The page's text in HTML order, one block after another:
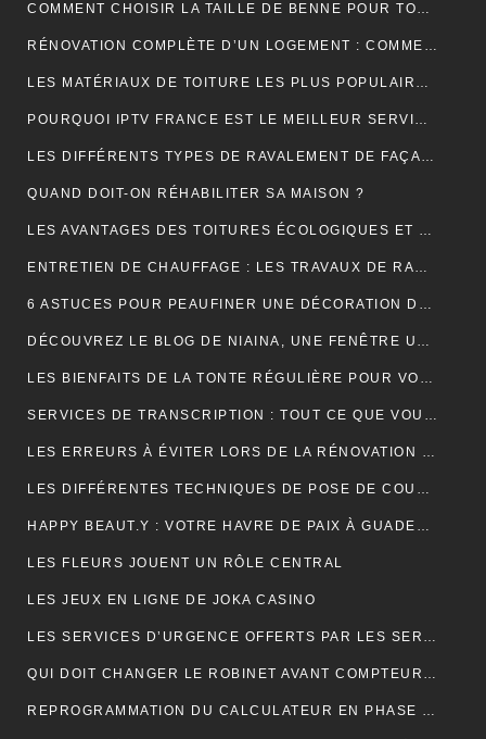
COMMENT CHOISIR LA TAILLE DE BENNE POUR TOUT VENANT ?
RÉNOVATION COMPLÈTE D’UN LOGEMENT : COMMENT PROCÉDER ?
LES MATÉRIAUX DE TOITURE LES PLUS POPULAIRES ET LEURS CARACTÉRISTIQUES
POURQUOI IPTV FRANCE EST LE MEILLEUR SERVICE D’ABONNEMENT IPTV ?
LES DIFFÉRENTS TYPES DE RAVALEMENT DE FAÇADE
QUAND DOIT-ON RÉHABILITER SA MAISON ?
LES AVANTAGES DES TOITURES ÉCOLOGIQUES ET DURABLES
ENTRETIEN DE CHAUFFAGE : LES TRAVAUX DE RAMONAGE EN DÉTAIL
6 ASTUCES POUR PEAUFINER UNE DÉCORATION DE MARIAGE
DÉCOUVREZ LE BLOG DE NIAINA, UNE FENÊTRE UNIQUE SUR MADAGASCAR
LES BIENFAITS DE LA TONTE RÉGULIÈRE POUR VOTRE PELOUSE
SERVICES DE TRANSCRIPTION : TOUT CE QUE VOUS DEVEZ SAVOIR
LES ERREURS À ÉVITER LORS DE LA RÉNOVATION DE VOTRE TOITURE
LES DIFFÉRENTES TECHNIQUES DE POSE DE COUVERTURE
HAPPY BEAUT.Y : VOTRE HAVRE DE PAIX À GUADELOUPE ET À PARIS
LES FLEURS JOUENT UN RÔLE CENTRAL
LES JEUX EN LIGNE DE JOKA CASINO
LES SERVICES D’URGENCE OFFERTS PAR LES SERRURIERS À PARIS
QUI DOIT CHANGER LE ROBINET AVANT COMPTEUR MAISON INDIVIDUELLE ?
REPROGRAMMATION DU CALCULATEUR EN PHASE 1 : EXPLICATIONS